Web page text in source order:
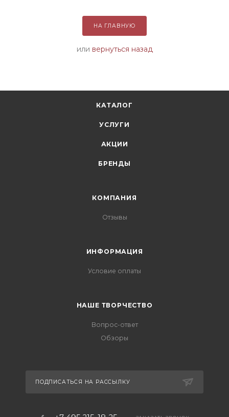
НА ГЛАВНУЮ
или вернуться назад
КАТАЛОГ
УСЛУГИ
АКЦИИ
БРЕНДЫ
КОМПАНИЯ
Отзывы
ИНФОРМАЦИЯ
Условие оплаты
НАШЕ ТВОРЧЕСТВО
Вопрос-ответ
Обзоры
ПОДПИСАТЬСЯ НА РАССЫЛКУ